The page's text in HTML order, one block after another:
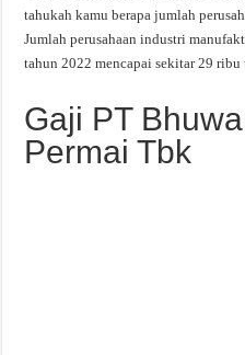
tahukah kamu berapa jumlah
Jumlah perusahaan industri
tahun 2022 mencapai sekitar 29 ribu
Gaji PT
Permai Tbk